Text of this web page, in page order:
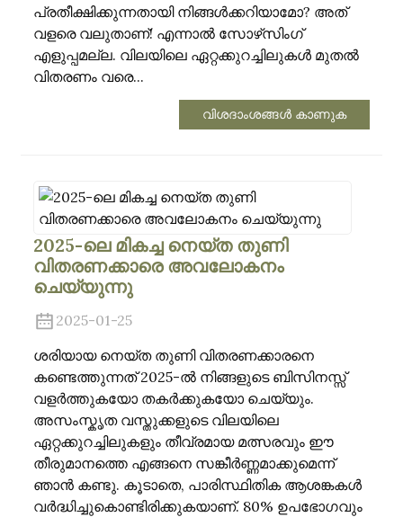
പ്രതീക്ഷിക്കുന്നതായി നിങ്ങൾക്കറിയാമോ? അത്
വളരെ വലുതാണ്! എന്നാൽ സോഴ്‌സിംഗ്
എളുപ്പമല്ല. വിലയിലെ ഏറ്റക്കുറച്ചിലുകൾ മുതൽ
വിതരണം വരെ...
വിശദാംശങ്ങൾ കാണുക
2025-ലെ മികച്ച നെയ്ത തുണി
വിതരണക്കാരെ അവലോകനം
ചെയ്യുന്നു
2025-01-25
ശരിയായ നെയ്ത തുണി വിതരണക്കാരനെ
കണ്ടെത്തുന്നത് 2025-ൽ നിങ്ങളുടെ ബിസിനസ്സ്
വളർത്തുകയോ തകർക്കുകയോ ചെയ്യും.
അസംസ്കൃത വസ്തുക്കളുടെ വിലയിലെ
ഏറ്റക്കുറച്ചിലുകളും തീവ്രമായ മത്സരവും ഈ
തീരുമാനത്തെ എങ്ങനെ സങ്കീർണ്ണമാക്കുമെന്ന്
ഞാൻ കണ്ടു. കൂടാതെ, പാരിസ്ഥിതിക ആശങ്കകൾ
വർദ്ധിച്ചുകൊണ്ടിരിക്കുകയാണ്. 80% ഉപഭോഗവും